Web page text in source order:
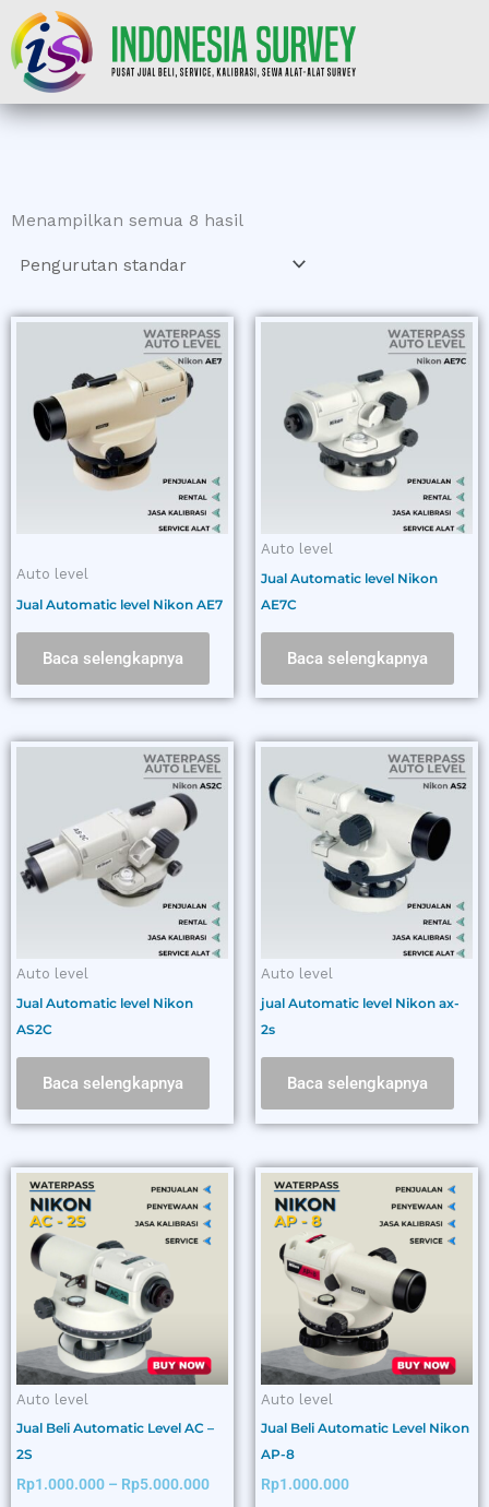
Lewati
ke
konten
Menampilkan semua 8 hasil
Auto level
Jual Automatic level Nikon AE7
Baca selengkapnya
Auto level
Jual Automatic level Nikon
AE7C
Baca selengkapnya
Auto level
Jual Automatic level Nikon
AS2C
Baca selengkapnya
Auto level
jual Automatic level Nikon ax-
2s
Baca selengkapnya
Auto level
Jual Beli Automatic Level AC –
2S
Rp1.000.000 – Rp5.000.000
Rentang
harga:
Rp1.000.000
hingga
Rp5.000.000
Produk
ini
memiliki
beberapa
varian.
Pilihan
dapat
diambil
Auto level
Jual Beli Automatic Level Nikon
AP-8
Rp1.000.000